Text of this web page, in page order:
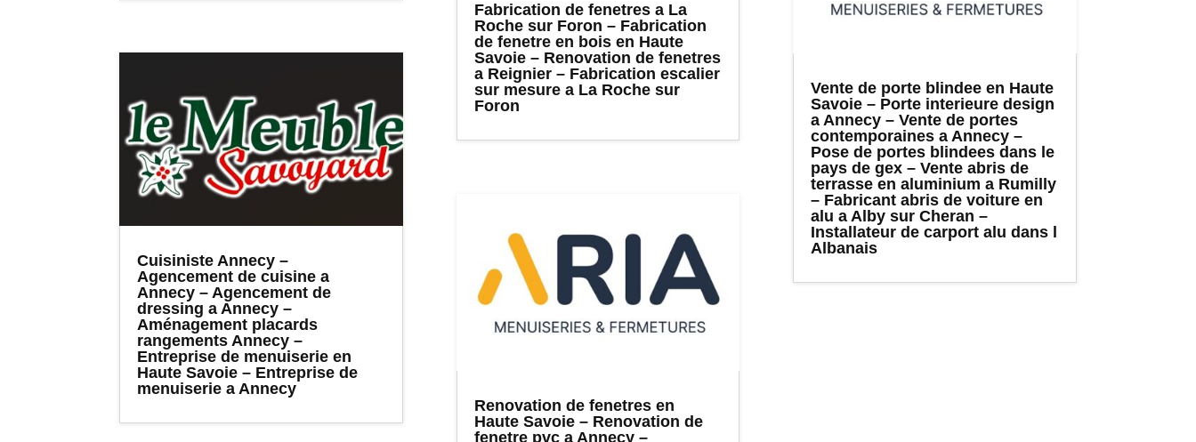
Cuisiniste Annecy –
Agencement de cuisine a
Annecy – Agencement de
dressing a Annecy –
Aménagement placards
rangements Annecy –
Entreprise de menuiserie en
Haute Savoie – Entreprise de
menuiserie a Annecy
Fabrication de fenetres a La
Roche sur Foron – Fabrication
de fenetre en bois en Haute
Savoie – Renovation de fenetres
a Reignier – Fabrication escalier
sur mesure a La Roche sur
Foron
Renovation de fenetres en
Haute Savoie – Renovation de
fenetre pvc a Annecy –
Vente de porte blindee en Haute
Savoie – Porte interieure design
a Annecy – Vente de portes
contemporaines a Annecy –
Pose de portes blindees dans le
pays de gex – Vente abris de
terrasse en aluminium a Rumilly
– Fabricant abris de voiture en
alu a Alby sur Cheran –
Installateur de carport alu dans l
Albanais